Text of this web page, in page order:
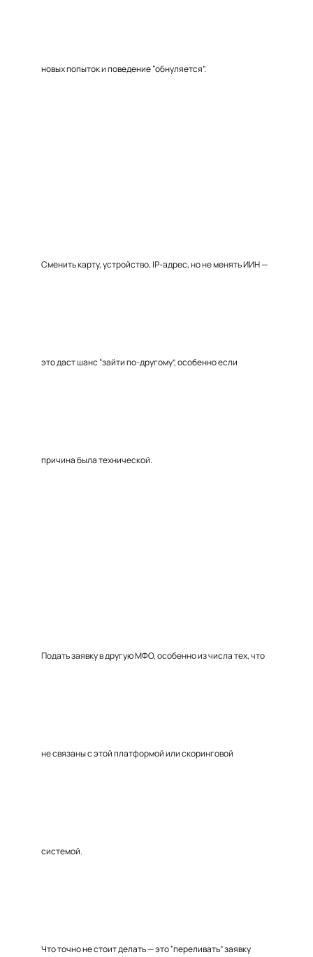
новых попыток и поведение “обнуляется”.
Сменить карту, устройство, IP-адрес, но не менять ИИН —
это даст шанс “зайти по-другому”, особенно если
причина была технической.
Подать заявку в другую МФО, особенно из числа тех, что
не связаны с этой платформой или скоринговой
системой.
Что точно не стоит делать — это “переливать” заявку